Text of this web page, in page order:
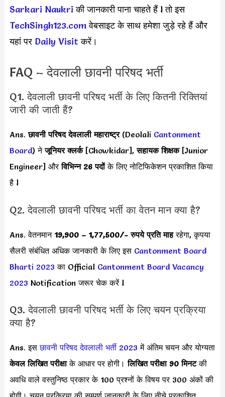
Sarkari Naukri की जानकारी पाना चाहते हैं l तो इस
TechSingh123.comवेबसाइट के साथ हमेशा जुड़े रहे हैं और
यहां पर Daily Visit करें।
FAQ – देवलाली छावनी परिषद भर्ती
Q1. देवलाली छावनी परिषद भर्ती के लिए कितनी रिक्तियां
जारी की जाती हैं?
Ans.छावनी परिषद देवलाली महाराष्ट्र(Deolali Cantonment
Board) नेजूनियर क्लर्क[Chowkidar],सहायक शिक्षक [Junior
Engineer] औरविभिन्न 26 पदोंके लिए नोटिफिकेशन प्रकाशित किया
है l
Q2. देवलाली छावनी परिषद भर्ती का वेतन मान क्या है?
Ans. वेतनमान 19,900 – 1,77,500/- रुपये प्रति माहरहेगा, कृपया
सैलरी संबंधित अधिक जानकारी के लिए इस Cantonment Board
Bharti 2023 का Official Cantonment Board Vacancy
2023 Notification जरूर चेक करें l
Q3. देवलाली छावनी परिषद भर्ती के लिए चयन प्रक्रिया
क्या है?
Ans. इसछावनी परिषद देवलाली भर्ती 2023 में अंतिम चयन और योग्यता
केवल लिखित परीक्षाके आधार पर होगी।लिखित परीक्षा 90 मिनटकी
अवधि वाले वस्तुनिष्ठ प्रकार के 100 प्रश्नों के विषय पर 300 अंकों की